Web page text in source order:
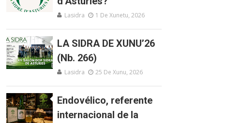
Lasidra 1 De Xunetu, 2026
LA SIDRA DE XUNU’26
(Nb. 266)
Lasidra 25 De Xunu, 2026
Endovélico, referente
internacional de la